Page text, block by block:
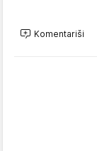
Komentariši